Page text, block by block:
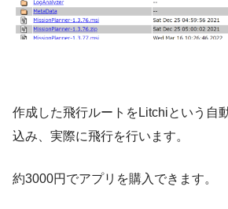
作成した飛行ルートをLitchiという自
込み、実際に飛行を行います。
約3000円でアプリを購入できます。